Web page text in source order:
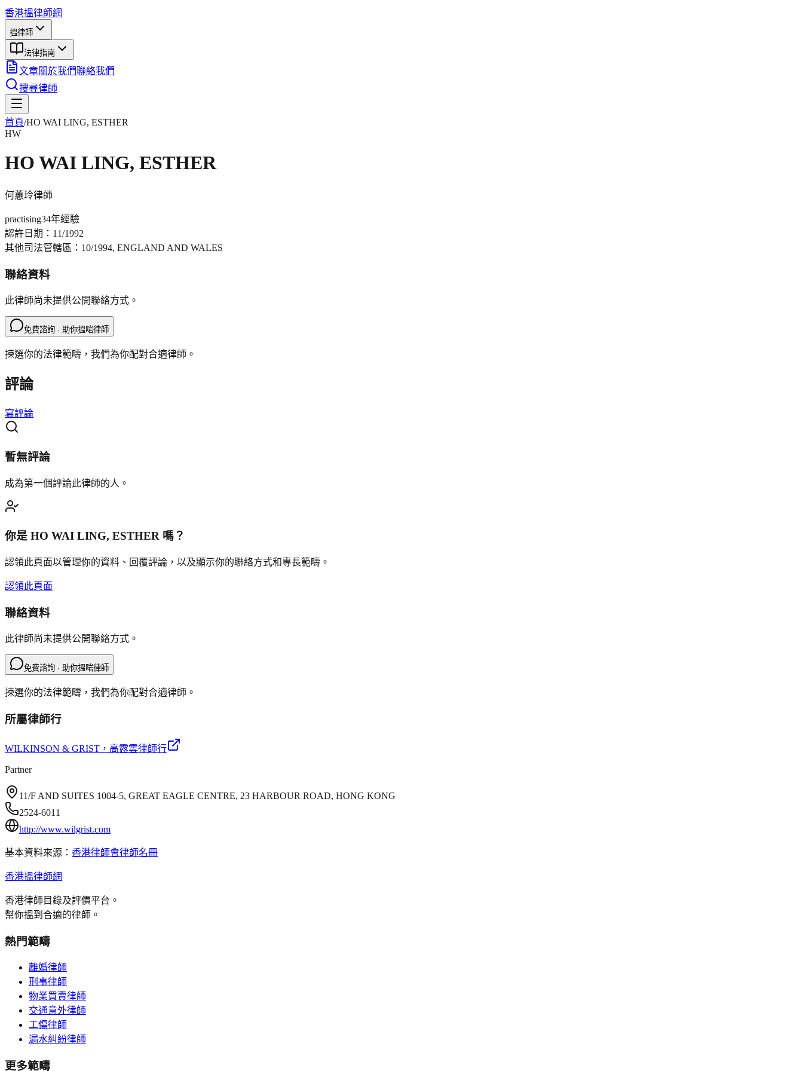
香港搵律師網
搵律師
法律指南
文章關於我們聯絡我們
搜尋律師
首頁/HO WAI LING, ESTHER
HW
HO WAI LING, ESTHER
何蕙玲律師
practising34年經驗
認許日期： 11/1992
其他司法管轄區： 10/1994, ENGLAND AND WALES
聯絡資料
此律師尚未提供公開聯絡方式。
免費諮詢 · 助你搵啱律師
揀選你的法律範疇，我們為你配對合適律師。
評論
寫評論
暫無評論
成為第一個評論此律師的人。
你是 HO WAI LING, ESTHER 嗎？
認領此頁面以管理你的資料、回覆評論，以及顯示你的聯絡方式和專長範疇。
認領此頁面
聯絡資料
此律師尚未提供公開聯絡方式。
免費諮詢 · 助你搵啱律師
揀選你的法律範疇，我們為你配對合適律師。
所屬律師行
WILKINSON & GRIST ，高露雲律師行
Partner
11/F AND SUITES 1004-5, GREAT EAGLE CENTRE, 23 HARBOUR ROAD, HONG KONG
2524-6011
http://www.wilgrist.com
基本資料來源： 香港律師會律師名冊
香港搵律師網
香港律師目錄及評價平台。
幫你搵到合適的律師。
熱門範疇
離婚律師
刑事律師
物業買賣律師
交通意外律師
工傷律師
漏水糾紛律師
更多範疇